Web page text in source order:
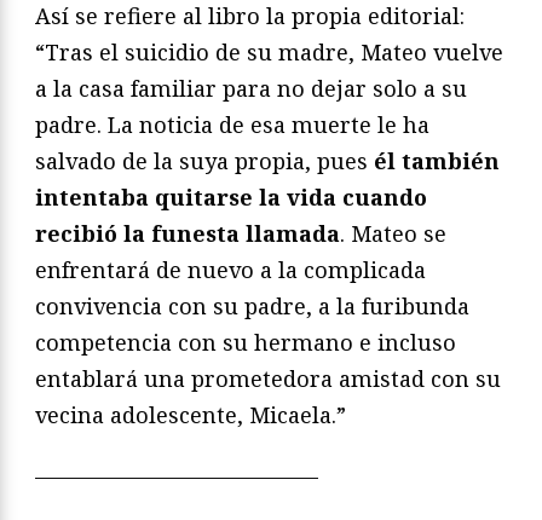
Así se refiere al libro la propia editorial:
“Tras el suicidio de su madre, Mateo vuelve
a la casa familiar para no dejar solo a su
padre. La noticia de esa muerte le ha
salvado de la suya propia, pues él también
intentaba quitarse la vida cuando
recibió la funesta llamada. Mateo se
enfrentará de nuevo a la complicada
convivencia con su padre, a la furibunda
competencia con su hermano e incluso
entablará una prometedora amistad con su
vecina adolescente, Micaela.”
—————————————